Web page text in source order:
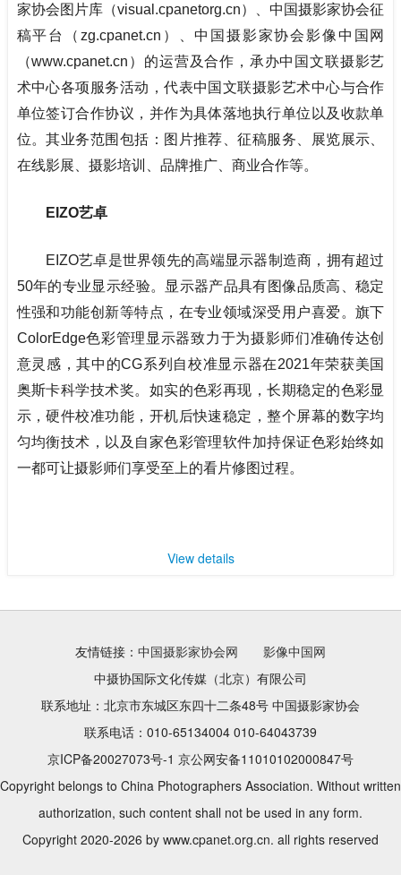
家协会图片库（visual.cpanetorg.cn）、中国摄影家协会征
稿平台（zg.cpanet.cn）、中国摄影家协会影像中国网
（www.cpanet.cn）的运营及合作，承办中国文联摄影艺
术中心各项服务活动，代表中国文联摄影艺术中心与合作
单位签订合作协议，并作为具体落地执行单位以及收款单
位。其业务范围包括：图片推荐、征稿服务、展览展示、
在线影展、摄影培训、品牌推广、商业合作等。
EIZO艺卓
EIZO艺卓是世界领先的高端显示器制造商，拥有超过
50年的专业显示经验。显示器产品具有图像品质高、稳定
性强和功能创新等特点，在专业领域深受用户喜爱。旗下
ColorEdge色彩管理显示器致力于为摄影师们准确传达创
意灵感，其中的CG系列自校准显示器在2021年荣获美国
奥斯卡科学技术奖。如实的色彩再现，长期稳定的色彩显
示，硬件校准功能，开机后快速稳定，整个屏幕的数字均
匀均衡技术，以及自家色彩管理软件加持保证色彩始终如
一都可让摄影师们享受至上的看片修图过程。
View details
友情链接： 中国摄影家协会网
影像中国网
中摄协国际文化传媒（北京）有限公司
联系地址：北京市东城区东四十二条48号 中国摄影家协会
联系电话：010-65134004 010-64043739
京ICP备20027073号-1 京公网安备11010102000847号
Copyright belongs to China Photographers Association. Without written
authorization, such content shall not be used in any form.
Copyright 2020-2026 by www.cpanet.org.cn. all rights reserved